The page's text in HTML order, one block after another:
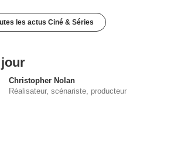
les actus Ciné & Séries
Christopher Nolan
Réalisateur, scénariste, producteur